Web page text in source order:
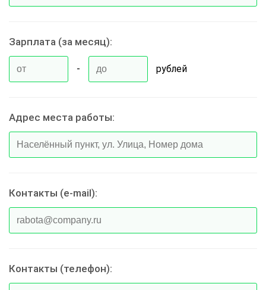
Зарплата (за месяц):
- рублей
Адрес места работы:
Контакты (e-mail):
Контакты (телефон):